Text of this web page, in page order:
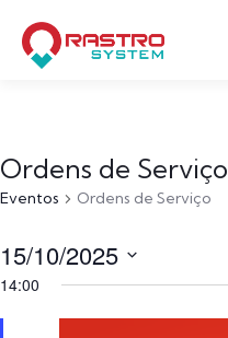
Ordens de Serviço
Eventos Ordens de Serviço
15/10/2025
Selecione
a
14:00